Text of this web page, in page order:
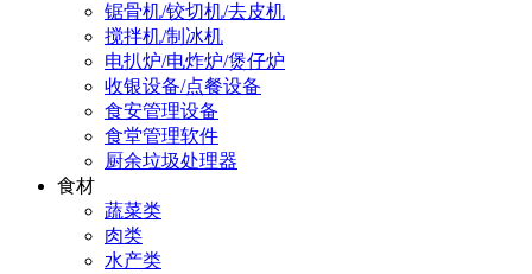
锯骨机/铰切机/去皮机
搅拌机/制冰机
电扒炉/电炸炉/煲仔炉
收银设备/点餐设备
食安管理设备
食堂管理软件
厨余垃圾处理器
食材
蔬菜类
肉类
水产类